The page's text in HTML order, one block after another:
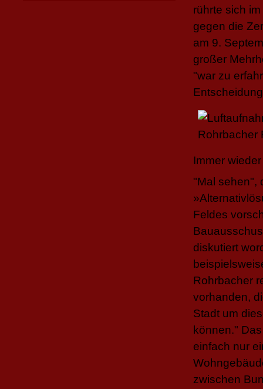
rührte sich
gegen die
am 9.
großer
"war zu
Immer
"Mal sehen",
Feldes
diskutiert
Rohrbacher
vorhanden,
Stadt um
können."
einfach nur
zwischen